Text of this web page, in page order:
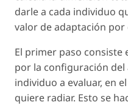
darle a cada individuo
valor de adaptación por
El primer paso consiste
por la configuración
individuo a evaluar, en
quiere radiar. Esto se